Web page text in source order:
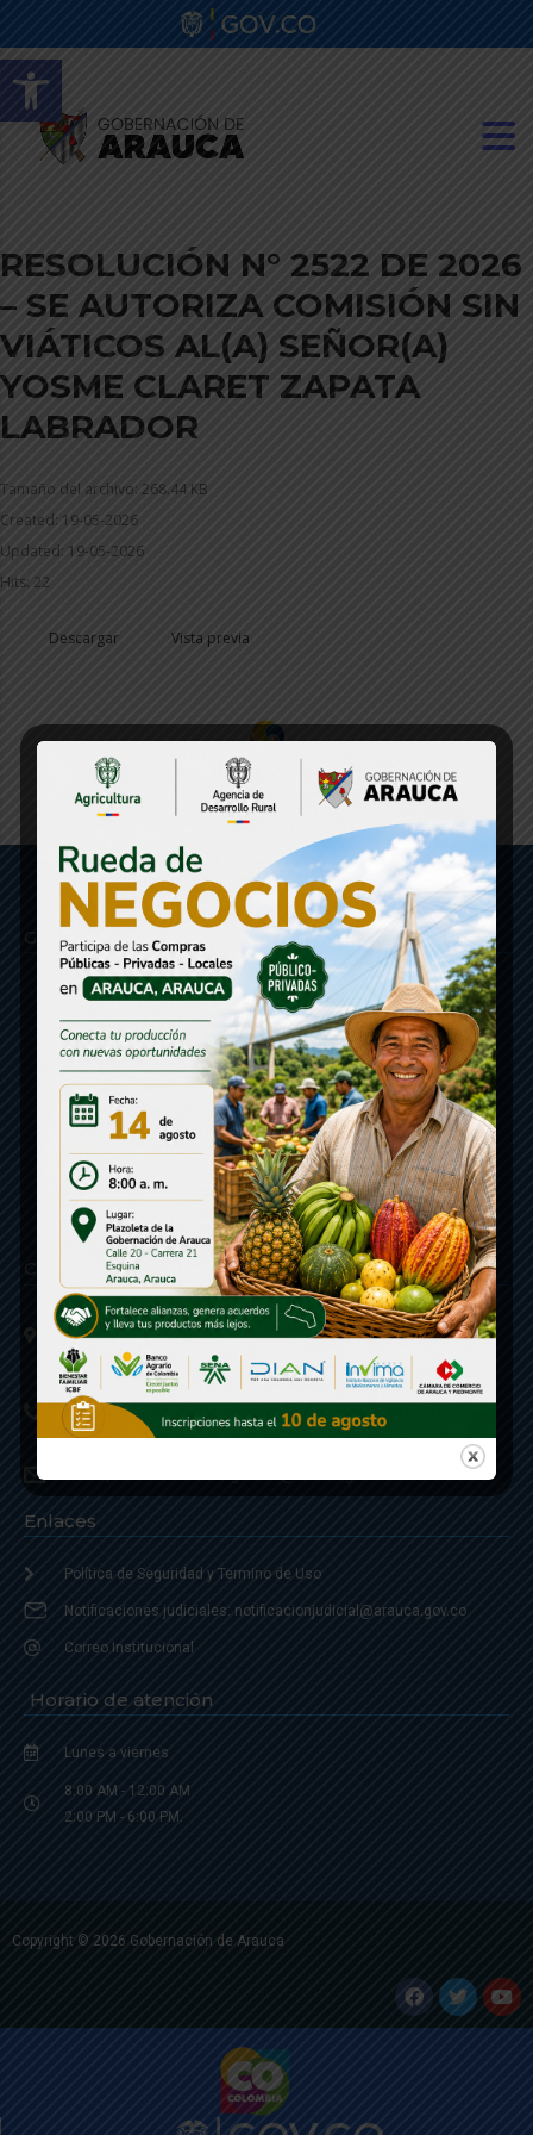
Abrir barra de herramientas
RESOLUCIÓN N° 2522 DE 2026
– SE AUTORIZA COMISIÓN SIN
VIÁTICOS AL(A) SEÑOR(A)
YOSME CLARET ZAPATA
LABRADOR
Tamaño del archivo: 268.44 KB
Created: 19-05-2026
Updated: 19-05-2026
Hits: 22
Descargar Vista previa
Gobernación de Arauca
Contáctenos
Calle 20 - Carrera 21 Esquina
Código postal 810001
Linea de Servicio a la Ciudadania: 57- 6078851946
Linea Anticorrupción: 607885 3374
Enlaces
Política de Seguridad y Termino de Uso
Notificaciones judiciales: notificacionjudicial@arauca.gov.co
Correo Institucional
Horario de atención
Lunes a viernes
8:00 AM - 12:00 AM
2:00 PM - 6:00 PM.
Copyright © 2026 Gobernación de Arauca